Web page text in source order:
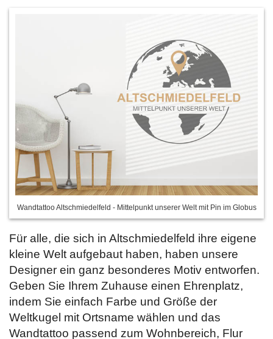
Wandtattoo Altschmiedelfeld - Mittelpunkt unserer Welt mit Pin im Globus
Für alle, die sich in Altschmiedelfeld ihre eigene
kleine Welt aufgebaut haben, haben unsere
Designer ein ganz besonderes Motiv entworfen.
Geben Sie Ihrem Zuhause einen Ehrenplatz,
indem Sie einfach Farbe und Größe der
Weltkugel mit Ortsname wählen und das
Wandtattoo passend zum Wohnbereich, Flur